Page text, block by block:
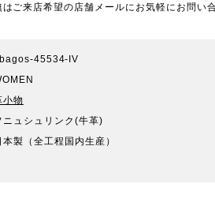
ご来店希望の店舗メールにお気軽にお問い
45534-IV
小物
ニュシュリンク(牛革)
本製（全工程国内生産）